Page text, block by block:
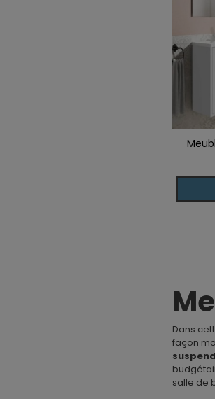
Dans
façon
salle de